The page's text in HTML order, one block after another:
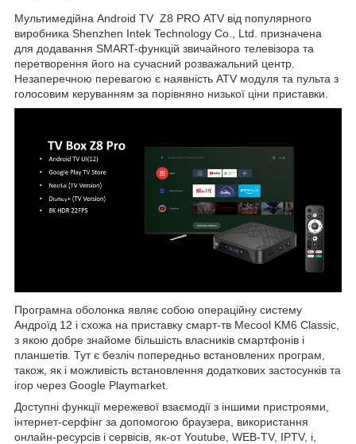
Мультимедійна Android TV Z8 PRO ATV від популярного
виробника Shenzhen Intek Technology Co., Ltd. призначена
для додавання SMART-функцій звичайного телевізора та
перетворення його на сучасний розважальний центр.
Незаперечною перевагою є наявність ATV модуля та пульта з
голосовим керуванням за порівняно низької ціни приставки.
Програмна оболонка являє собою операційну систему
Андроїд 12 і схожа на приставку смарт-тв Mecool KM6 Classic,
з якою добре знайоме більшість власників смартфонів і
планшетів. Тут є безліч попередньо встановлених програм,
також, як і можливість встановлення додаткових застосунків та
ігор через Google Playmarket.
Доступні функції мережевої взаємодії з іншими пристроями,
інтернет-серфінг за допомогою браузера, використання
онлайн-ресурсів і сервісів, як-от Youtube, WEB-TV, IPTV, і,